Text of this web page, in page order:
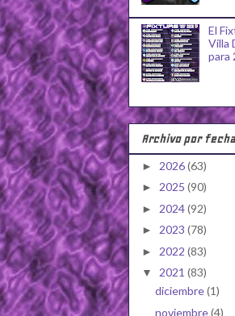
El
Villa
para
Archivo por fecha
► 2026(63)
► 2025 (90)
► 2024(92)
► 2023 (78)
► 2022 (83)
▼ 2021 (83)
diciembre(1)
noviembre(4)